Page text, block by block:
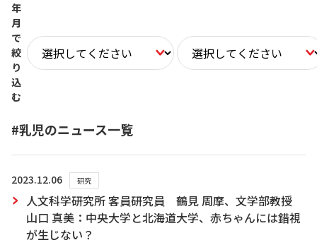
年
月
で
絞
り
込
む
#乳児のニュース一覧
2023.12.06 研究
人文科学研究所 客員研究員 鶴見 周摩、文学部教授
山口 真美：中央大学と北海道大学、赤ちゃんには錯視
が生じない？